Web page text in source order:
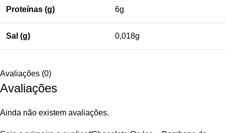
Proteínas (g) 6g
Sal (g) 0,018g
Avaliações (0)
Avaliações
Ainda não existem avaliações.